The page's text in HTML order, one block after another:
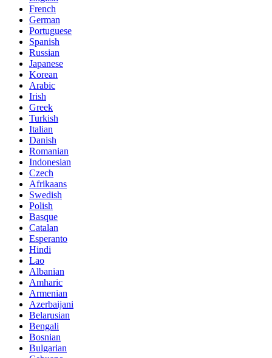
French
German
Portuguese
Spanish
Russian
Japanese
Korean
Arabic
Irish
Greek
Turkish
Italian
Danish
Romanian
Indonesian
Czech
Afrikaans
Swedish
Polish
Basque
Catalan
Esperanto
Hindi
Lao
Albanian
Amharic
Armenian
Azerbaijani
Belarusian
Bengali
Bosnian
Bulgarian